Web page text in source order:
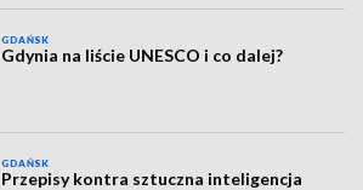
GDAŃSK
Gdynia na liście UNESCO i co dalej?
GDAŃSK
Przepisy kontra sztuczna inteligencja